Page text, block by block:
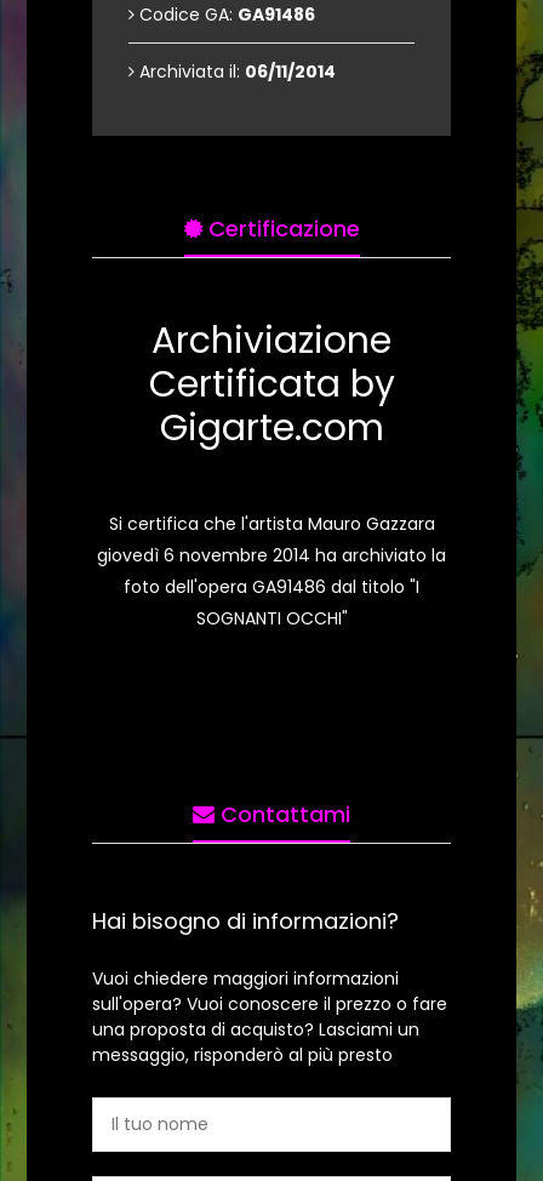
Codice GA: GA91486
Archiviata il: 06/11/2014
Certificazione
Archiviazione
Certificata by
Gigarte.com
Si certifica che l'artista Mauro Gazzara
giovedì 6 novembre 2014 ha archiviato la
foto dell'opera GA91486 dal titolo "I
SOGNANTI OCCHI"
Contattami
Hai bisogno di informazioni?
Vuoi chiedere maggiori informazioni
sull'opera? Vuoi conoscere il prezzo o fare
una proposta di acquisto? Lasciami un
messaggio, risponderò al più presto